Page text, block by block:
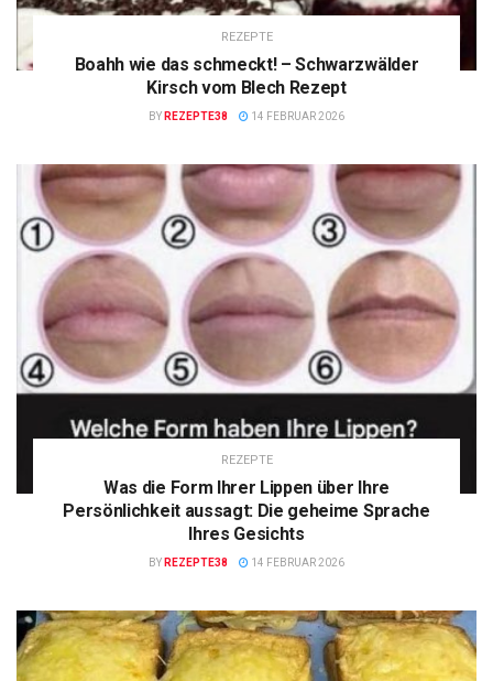
REZEPTE
Boahh wie das schmeckt! – Schwarzwälder
Kirsch vom Blech Rezept
BY REZEPTE38 14 FEBRUAR 2026
REZEPTE
Was die Form Ihrer Lippen über Ihre
Persönlichkeit aussagt: Die geheime Sprache
Ihres Gesichts
BY REZEPTE38 14 FEBRUAR 2026